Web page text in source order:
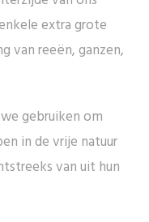
extra grote
van reeën, ganzen,
gebruiken om
in de vrije natuur
van uit hun